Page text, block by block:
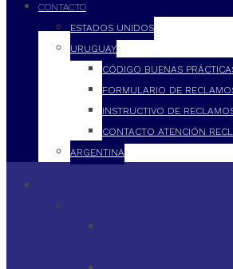
CONTACTO
ESTADOS UNIDOS
URUGUAY
CÓDIGO BUENAS
FORMULARIO DE
INSTRUCTIVO DE
CONTACTO ATENCIÓN
ARGENTINA